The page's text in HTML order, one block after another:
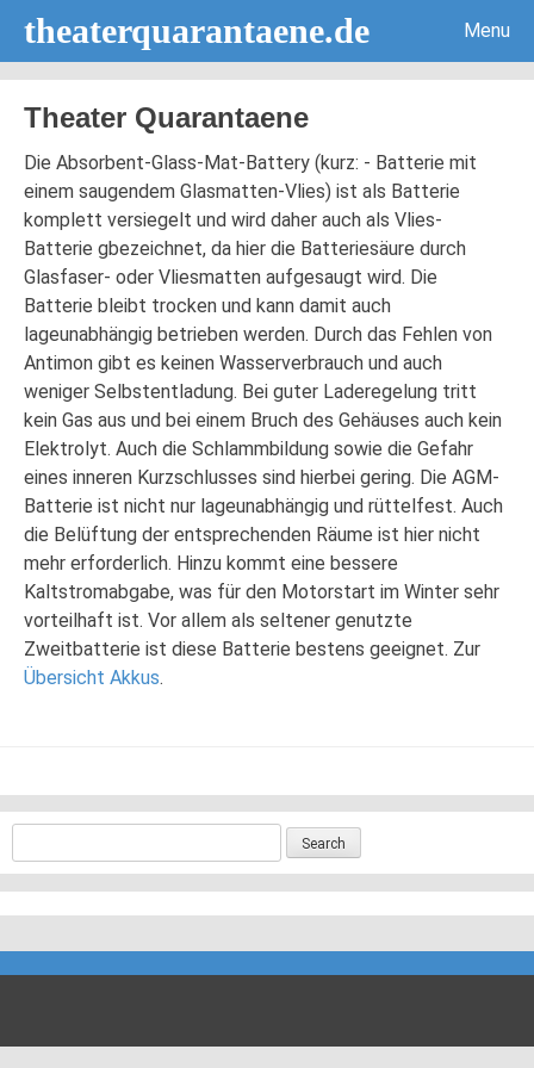
theaterquarantaene.de Menu
Theater Quarantaene
Die Absorbent-Glass-Mat-Battery (kurz: - Batterie mit
einem saugendem Glasmatten-Vlies) ist als Batterie
komplett versiegelt und wird daher auch als Vlies-
Batterie gbezeichnet, da hier die Batteriesäure durch
Glasfaser- oder Vliesmatten aufgesaugt wird. Die
Batterie bleibt trocken und kann damit auch
lageunabhängig betrieben werden. Durch das Fehlen von
Antimon gibt es keinen Wasserverbrauch und auch
weniger Selbstentladung. Bei guter Laderegelung tritt
kein Gas aus und bei einem Bruch des Gehäuses auch kein
Elektrolyt. Auch die Schlammbildung sowie die Gefahr
eines inneren Kurzschlusses sind hierbei gering. Die AGM-
Batterie ist nicht nur lageunabhängig und rüttelfest. Auch
die Belüftung der entsprechenden Räume ist hier nicht
mehr erforderlich. Hinzu kommt eine bessere
Kaltstromabgabe, was für den Motorstart im Winter sehr
vorteilhaft ist. Vor allem als seltener genutzte
Zweitbatterie ist diese Batterie bestens geeignet. Zur
Übersicht Akkus.